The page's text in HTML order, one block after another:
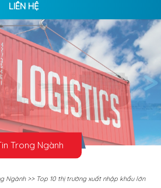
LIÊN HỆ
>
Trong Ngành
Ngành>> Top 10 thị trường xuất nhập khẩu lớn